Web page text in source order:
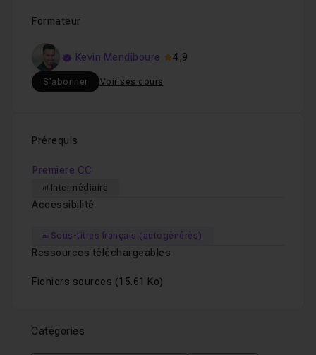
Formateur
Kevin Mendiboure 4,9
S'abonner Voir ses cours
Prérequis
Premiere CC
Intermédiaire
Accessibilité
Sous-titres français (autogénérés)
Ressources téléchargeables
Fichiers sources (15.61 Ko)
Catégories